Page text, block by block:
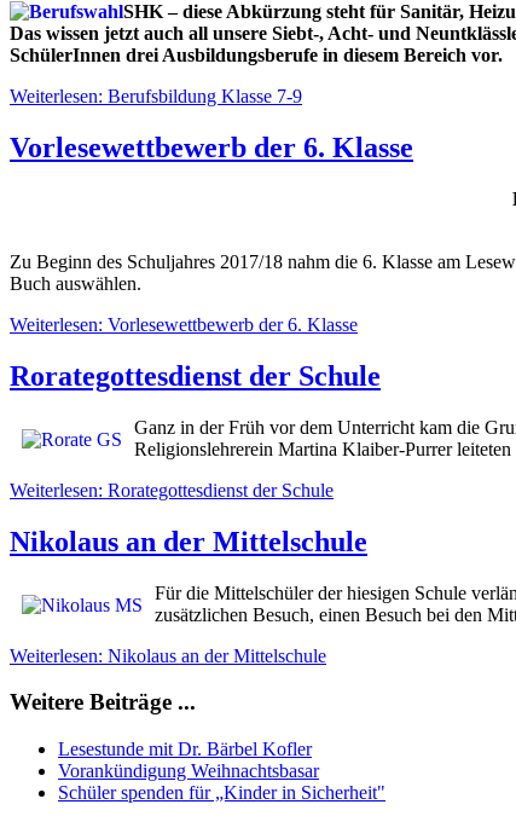
SHK – diese Abkürzung steht für Sanitär,
Das wissen jetzt auch all unsere Siebt-, Acht- und
SchülerInnen drei Ausbildungsberufe in diesem Bereich vor.
Weiterlesen: Berufsbildung Klasse 7-9
Vorlesewettbewerb der 6. Klasse
Zu Beginn des Schuljahres 2017/18 nahm die 6. Klasse am
Buch auswählen.
Weiterlesen: Vorlesewettbewerb der 6. Klasse
Rorategottesdienst der Schule
Ganz in der Früh vor dem Unterricht kam die
Religionslehrerein Martina Klaiber-Purrer
Weiterlesen: Rorategottesdienst der Schule
Nikolaus an der Mittelschule
Für die Mittelschüler der hiesigen Schule
zusätzlichen Besuch, einen Besuch bei den
Weiterlesen: Nikolaus an der Mittelschule
Weitere Beiträge ...
Lesestunde mit Dr. Bärbel Kofler
Vorankündigung Weihnachtsbasar
Schüler spenden für „Kinder in Sicherheit"